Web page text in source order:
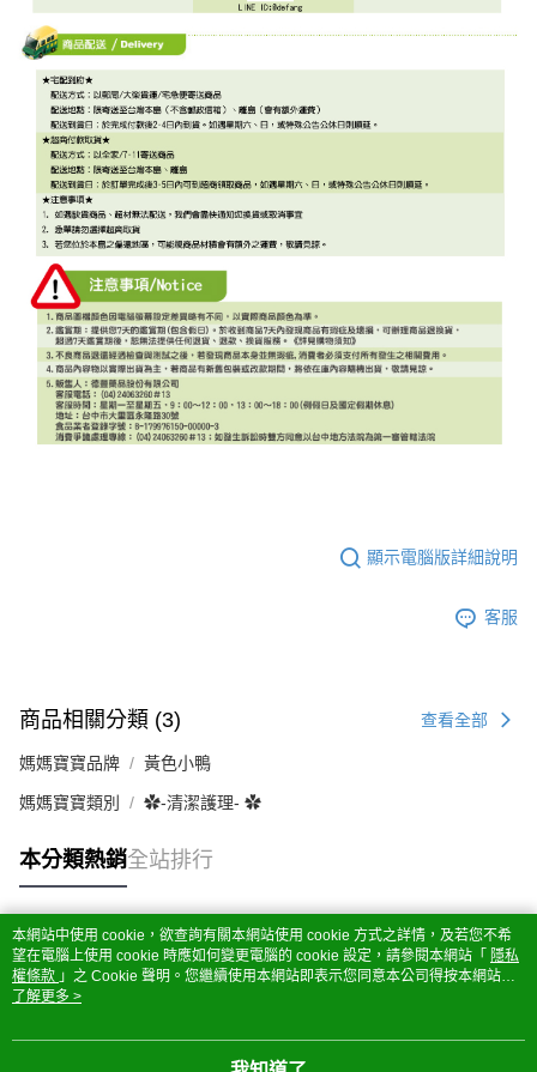
顯示電腦版詳細說明
客服
商品相關分類 (3) 查看全部
媽媽寶寶品牌 黃色小鴨
媽媽寶寶類別 ✿-清潔護理- ✿
本分類熱銷全站排行
熱門標籤
本網站中使用 cookie，欲查詢有關本網站使用 cookie 方式之詳情，及若您不希
望在電腦上使用 cookie 時應如何變更電腦的 cookie 設定，請參閱本網站「 隱私
權條款 」之 Cookie 聲明。您繼續使用本網站即表示您同意本公司得按本網站使
用條款之 Cookie 聲明使用 cookie。
了解更多 >